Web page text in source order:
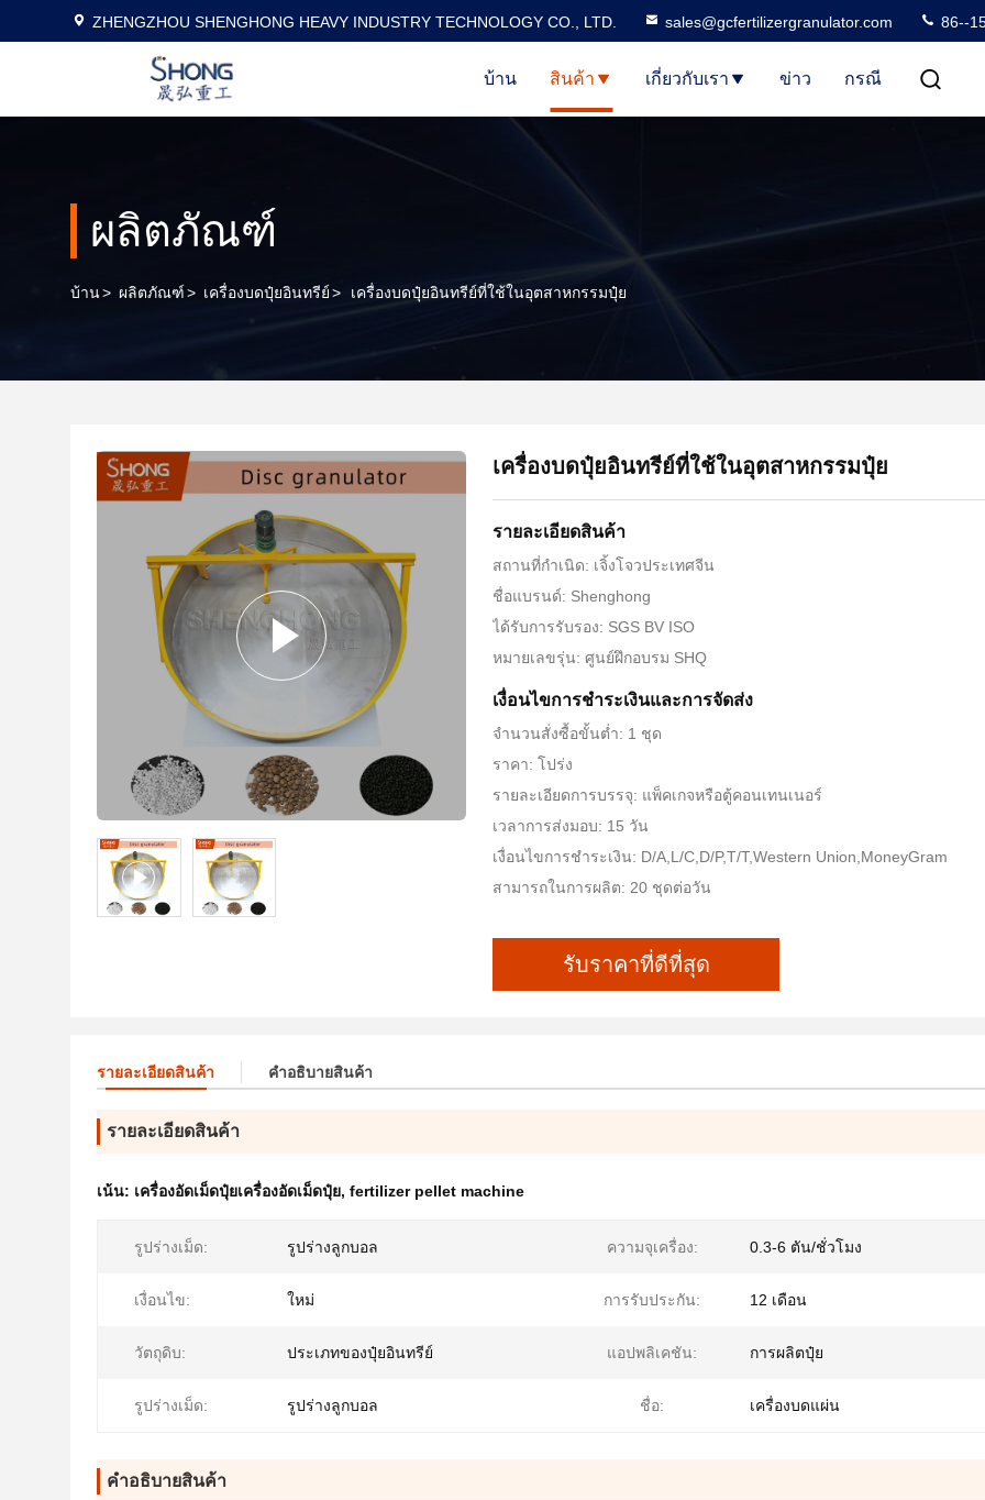
ZHENGZHOU SHENGHONG HEAVY INDUSTRY TECHNOLOGY CO., LTD. sales@gcfertilizergranulator.com 86--
บ้าน สินค้า เกี่ยวกับเรา ข่าว กรณี
ผลิตภัณฑ์
บ้าน> ผลิตภัณฑ์> เครื่องบดปุ๋ยอินทรีย์> เครื่องบดปุ๋ยอินทรีย์ที่ใช้ในอุตสาหกรรมปุ๋ย
เครื่องบดปุ๋ยอินทรีย์ที่ใช้ในอุตสาหกรรมปุ๋ย
รายละเอียดสินค้า
สถานที่กำเนิด: เจิ้งโจวประเทศจีน
ชื่อแบรนด์: Shenghong
ได้รับการรับรอง: SGS BV ISO
หมายเลขรุ่น: ศูนย์ฝึกอบรม SHQ
เงื่อนไขการชําระเงินและการจัดส่ง
จำนวนสั่งซื้อขั้นต่ำ: 1 ชุด
ราคา: โปร่ง
รายละเอียดการบรรจุ: แพ็คเกจหรือตู้คอนเทนเนอร์
เวลาการส่งมอบ: 15 วัน
เงื่อนไขการชำระเงิน: D/A,L/C,D/P,T/T,Western Union,MoneyGram
สามารถในการผลิต: 20 ชุดต่อวัน
รับราคาที่ดีที่สุด
รายละเอียดสินค้า คําอธิบายสินค้า
รายละเอียดสินค้า
เน้น: เครื่องอัดเม็ดปุ๋ยเครื่องอัดเม็ดปุ๋ย, fertilizer pellet machine
รูปร่างเม็ด: รูปร่างลูกบอล ความจุเครื่อง: 0.3-6 ตัน/ชั่วโมง
เงื่อนไข: ใหม่ การรับประกัน: 12 เดือน
วัตถุดิบ: ประเภทของปุ๋ยอินทรีย์ แอปพลิเคชัน: การผลิตปุ๋ย
รูปร่างเม็ด: รูปร่างลูกบอล ชื่อ: เครื่องบดแผ่น
คําอธิบายสินค้า